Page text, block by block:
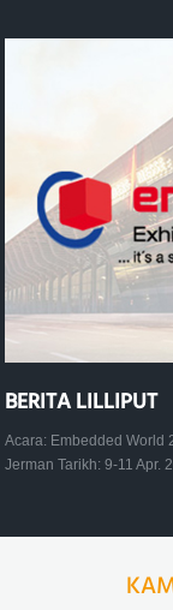
BERITA LILLIPUT
Acara: Embedded World
Jerman Tarikh: 9-11 Apr.